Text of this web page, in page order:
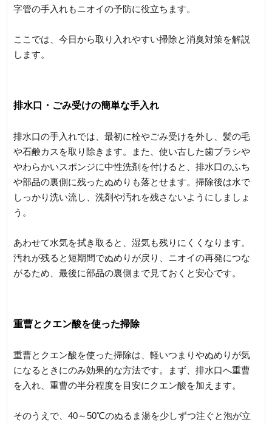
字管の手入れもニオイの予防に役立ちます。
ここでは、今日から取り入れやすい掃除と消臭対策を解説
します。
排水口・ごみ受けの簡単な手入れ
排水口の手入れでは、最初に栓やごみ受けを外し、髪の毛
や石鹸カスを取り除きます。また、使い古した歯ブラシや
やわらかいスポンジに中性洗剤を付けると、排水口のふち
や部品の裏側に残ったぬめりも落とせます。掃除後は水で
しっかり洗い流し、洗剤や汚れを残さないようにしましょ
う。
あわせて水気を拭き取ると、湿気も残りにくくなります。
汚れが残ると短期間でぬめりが戻り、ニオイの再発につな
がるため、最後に部品の裏側まで見ておくと安心です。
重曹とクエン酸を使った掃除
重曹とクエン酸を使った掃除は、軽いつまりやぬめりが気
になるときにのみ効果的な方法です。まず、排水口へ重曹
を入れ、重曹の半分程度を目安にクエン酸を加えます。
そのうえで、40～50℃のぬるま湯を少しずつ注ぐと泡が立